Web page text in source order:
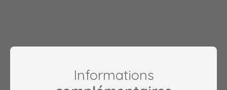
Informations